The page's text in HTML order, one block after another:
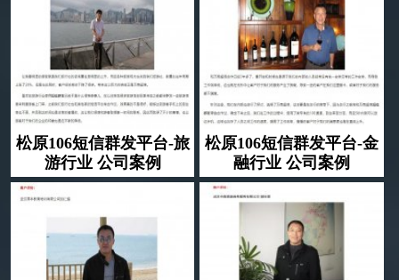
松原106短信群发平台-旅
游行业 公司案例
松原106短信群发平台-金
融行业 公司案例